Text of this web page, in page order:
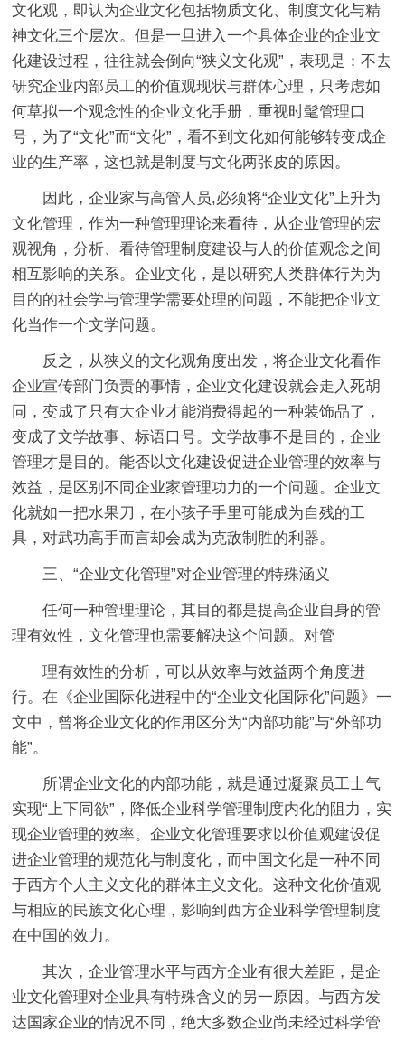
文化观，即认为企业文化包括物质文化、制度文化与精
神文化三个层次。但是一旦进入一个具体企业的企业文
化建设过程，往往就会倒向“狭义文化观”，表现是：不去
研究企业内部员工的价值观现状与群体心理，只考虑如
何草拟一个观念性的企业文化手册，重视时髦管理口
号，为了“文化”而“文化”，看不到文化如何能够转变成企
业的生产率，这也就是制度与文化两张皮的原因。
因此，企业家与高管人员,必须将“企业文化”上升为
文化管理，作为一种管理理论来看待，从企业管理的宏
观视角，分析、看待管理制度建设与人的价值观念之间
相互影响的关系。企业文化，是以研究人类群体行为为
目的的社会学与管理学需要处理的问题，不能把企业文
化当作一个文学问题。
反之，从狭义的文化观角度出发，将企业文化看作
企业宣传部门负责的事情，企业文化建设就会走入死胡
同，变成了只有大企业才能消费得起的一种装饰品了，
变成了文学故事、标语口号。文学故事不是目的，企业
管理才是目的。能否以文化建设促进企业管理的效率与
效益，是区别不同企业家管理功力的一个问题。企业文
化就如一把水果刀，在小孩子手里可能成为自残的工
具，对武功高手而言却会成为克敌制胜的利器。
三、“企业文化管理”对企业管理的特殊涵义
任何一种管理理论，其目的都是提高企业自身的管
理有效性，文化管理也需要解决这个问题。对管
理有效性的分析，可以从效率与效益两个角度进
行。在《企业国际化进程中的“企业文化国际化”问题》一
文中，曾将企业文化的作用区分为“内部功能”与“外部功
能”。
所谓企业文化的内部功能，就是通过凝聚员工士气
实现“上下同欲”，降低企业科学管理制度内化的阻力，实
现企业管理的效率。企业文化管理要求以价值观建设促
进企业管理的规范化与制度化，而中国文化是一种不同
于西方个人主义文化的群体主义文化。这种文化价值观
与相应的民族文化心理，影响到西方企业科学管理制度
在中国的效力。
其次，企业管理水平与西方企业有很大差距，是企
业文化管理对企业具有特殊含义的另一原因。与西方发
达国家企业的情况不同，绝大多数企业尚未经过科学管